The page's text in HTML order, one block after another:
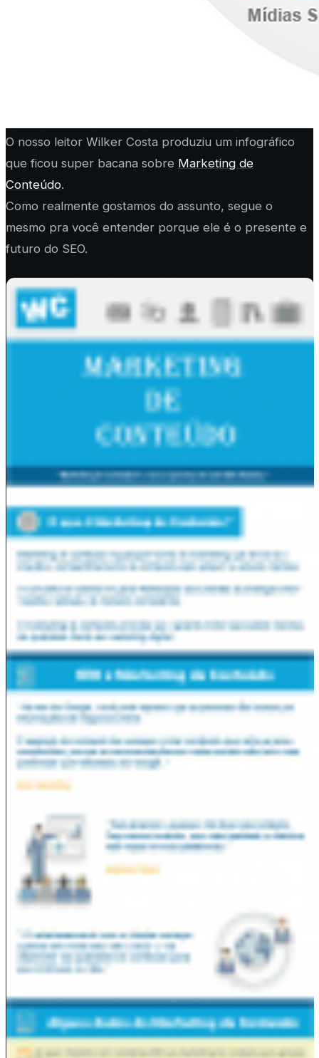
O nosso leitor Wilker Costa produziu um infográfico
que ficou super bacana sobre Marketing de
Conteúdo.
Como realmente gostamos do assunto, segue o
mesmo pra você entender porque ele é o presente e
futuro do SEO.